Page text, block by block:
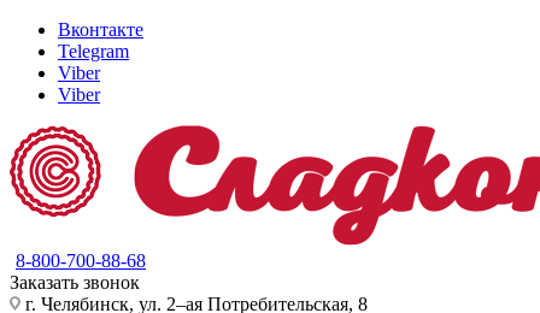
Вконтакте
Telegram
Viber
Viber
8-800-700-88-68
Заказать звонок
г. Челябинск, ул. 2–ая Потребительская, 8